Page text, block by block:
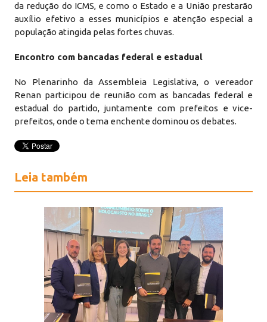
da redução do ICMS, e como o Estado e a União prestarão
auxílio efetivo a esses municípios e atenção especial a
população atingida pelas fortes chuvas.
Encontro com bancadas federal e estadual
No Plenarinho da Assembleia Legislativa, o vereador
Renan participou de reunião com as bancadas federal e
estadual do partido, juntamente com prefeitos e vice-
prefeitos, onde o tema enchente dominou os debates.
Leia também